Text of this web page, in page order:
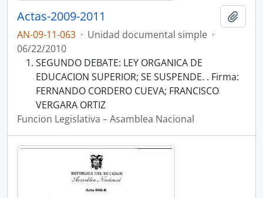
Actas-2009-2011
AN-09-11-063 · Unidad documental simple ·
06/22/2010
SEGUNDO DEBATE: LEY ORGANICA DE
EDUCACION SUPERIOR; SE SUSPENDE. . Firma:
FERNANDO CORDERO CUEVA; FRANCISCO
VERGARA ORTIZ
Funcion Legislativa – Asamblea Nacional